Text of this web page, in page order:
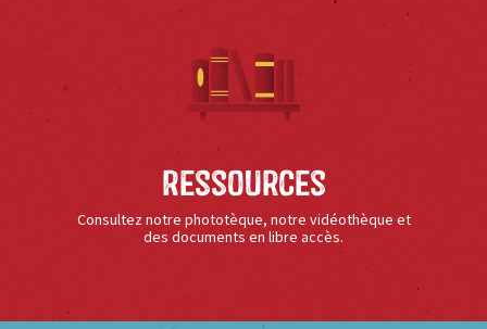
Ressources
Consultez notre phototèque, notre vidéothèque et
des documents en libre accès.